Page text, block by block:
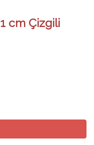
cm Çizgili